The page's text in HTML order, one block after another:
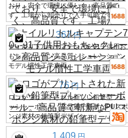
おり、安全で環境に優しく、高品質で
す。工場から卸売りで入手可能です。
367 円
ナイルリトルキャプテン706-91子供用お
もちゃクレーン高品質シミュレーション
モデル慣性工学車両
76 円
ロゴがプリントされた新しい鉛筆型プレ
ッシャーボール。高品質で斬新なPUスポ
ンジ素材の鉛筆型デザイン。
1,409